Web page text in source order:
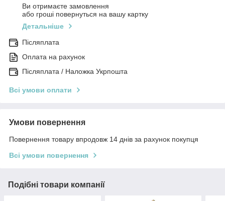
Ви отримаєте замовлення
або гроші повернуться на вашу картку
Детальніше
Післяплата
Оплата на рахунок
Післяплата / Наложка Укрпошта
Всі умови оплати
Умови повернення
Повернення товару впродовж 14 днів за рахунок покупця
Всі умови повернення
Подібні товари компанії